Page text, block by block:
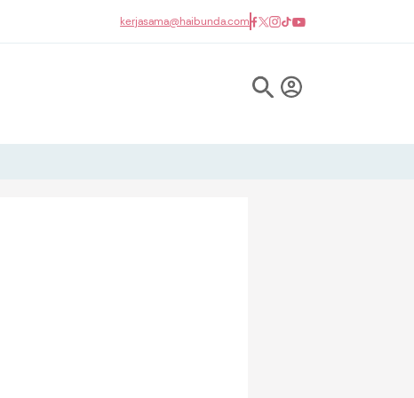
kerjasama@haibunda.com